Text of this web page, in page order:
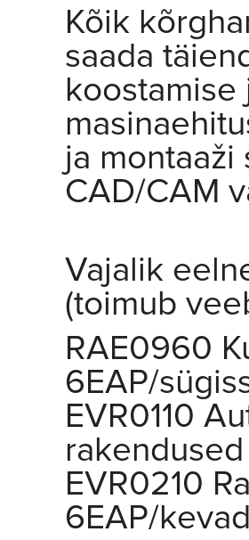
Kõik
saada
koostamise
ja
CAD/CAM
Vajalik
(toimub
RAE0960
6EAP/
EVR0110
EVR0210
6EAP/